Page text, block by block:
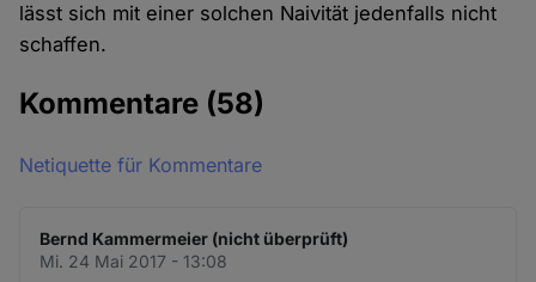
lässt sich mit einer solchen Naivität jedenfalls nicht
schaffen.
Kommentare (58)
Netiquette für Kommentare
Bernd Kammermeier (nicht überprüft)
Mi. 24 Mai 2017 - 13:08